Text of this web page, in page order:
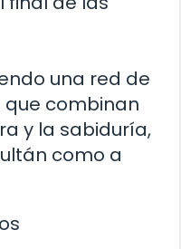
una red de
combinan
y la sabiduría,
como a